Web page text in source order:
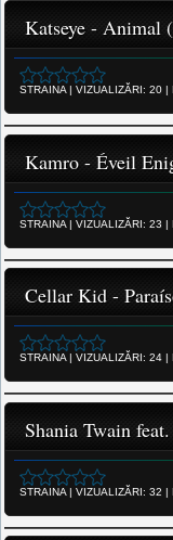
Katseye - Animal
STRAINA| VIZUALIZĂRI: 20 |
Kamro - Éveil
STRAINA| VIZUALIZĂRI: 23 |
Cellar Kid -
STRAINA| VIZUALIZĂRI: 24 |
Shania Twain
STRAINA| VIZUALIZĂRI: 32 |